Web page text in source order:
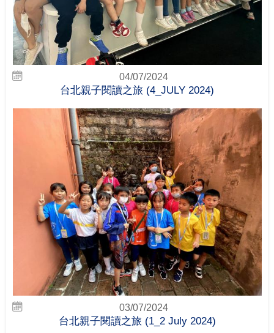
04/07/2024
台北親子閱讀之旅 (4_JULY 2024)
03/07/2024
台北親子閱讀之旅 (1_2 July 2024)